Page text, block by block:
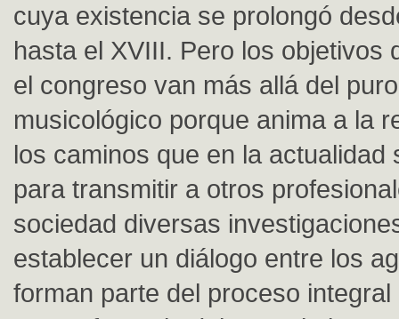
cuya existencia se prolongó
hasta el XVIII. Pero los objetivos
el congreso van más allá del
musicológico porque anima a la
los caminos que en la actualidad
para transmitir a otros
sociedad diversas
establecer un diálogo entre los
forman parte del proceso